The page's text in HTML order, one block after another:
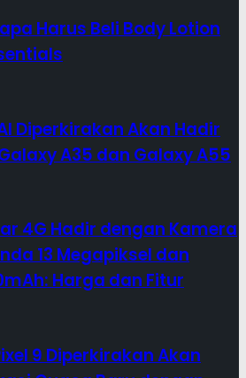
Harus Beli Body Lotion
Diperkirakan Akan Hadir
A35 dan Galaxy A55
4G Hadir dengan Kamera
13 Megapiksel dan
Harga dan Fitur
9 Diperkirakan Akan